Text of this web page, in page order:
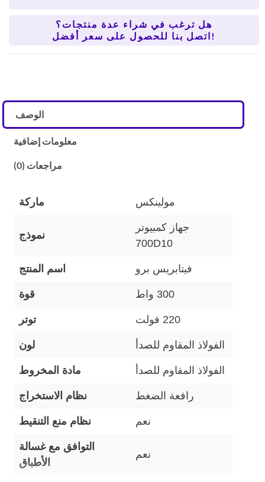
هل ترغب في شراء عدة منتجات؟
اتصل بنا للحصول على سعر أفضل!
الوصف
معلومات إضافية
مراجعات (0)
ماركة مولينكس
نموذج
جهاز كمبيوتر
700D10
اسم المنتج فيتابريس برو
قوة 300 واط
توتر 220 فولت
لون الفولاذ المقاوم للصدأ
مادة المخروط الفولاذ المقاوم للصدأ
نظام الاستخراج رافعة الضغط
نظام منع التنقيط نعم
التوافق مع غسالة
الأطباق
نعم